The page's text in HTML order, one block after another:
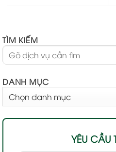
TÌM KIẾM
DANH MỤC
MỤC
YÊU CẦU